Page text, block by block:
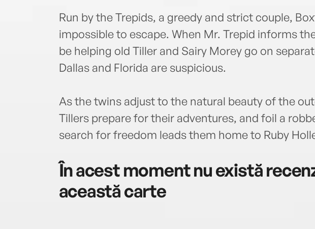
Run by the Trepids, a greedy and strict couple,
impossible to escape. When Mr. Trepid informs
be helping old Tiller and Sairy Morey go on
Dallas and Florida are suspicious.
As the twins adjust to the natural beauty of the
Tillers prepare for their adventures, and foil a
search for freedom leads them home to Ruby
În acest moment nu există
această carte